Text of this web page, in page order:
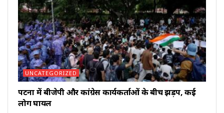
UNCATEGORIZED
पटना में बीजेपी और कांग्रेस कार्यकर्ताओं के बीच झड़प, कई
लोग घायल